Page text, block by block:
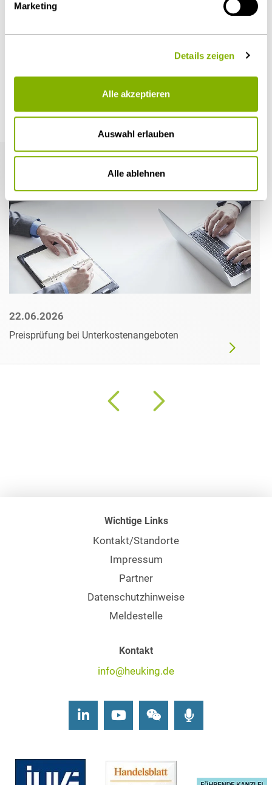
Marketing
Details zeigen
Alle akzeptieren
Auswahl erlauben
Alle ablehnen
Weitere Artikel
22.06.2026
Preisprüfung bei Unterkostenangeboten
Wichtige Links
Kontakt/Standorte
Impressum
Partner
Datenschutzhinweise
Meldestelle
Kontakt
info@heuking.de
LinkedInYoutubeWechat